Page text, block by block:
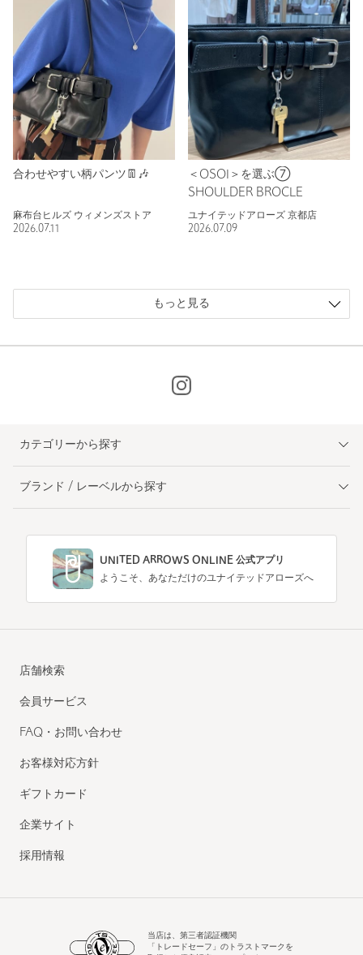
合わせやすい柄パンツ👖🎶
麻布台ヒルズ ウィメンズストア
2026.07.11
＜OSOI＞を選ぶ⑦
SHOULDER BROCLE
ユナイテッドアローズ 京都店
2026.07.09
もっと見る
カテゴリーから探す
ブランド / レーベルから探す
UNITED ARROWS ONLINE 公式アプリ
ようこそ、あなただけのユナイテッドアローズへ
店舗検索
会員サービス
FAQ・お問い合わせ
お客様対応方針
ギフトカード
企業サイト
採用情報
当店は、第三者認証機関
「トレードセーフ」のトラストマークを